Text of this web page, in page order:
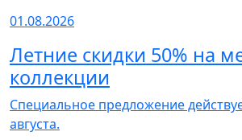
01.08.2026
Летние скидки 50% на
коллекции
Специальное предложение
августа.